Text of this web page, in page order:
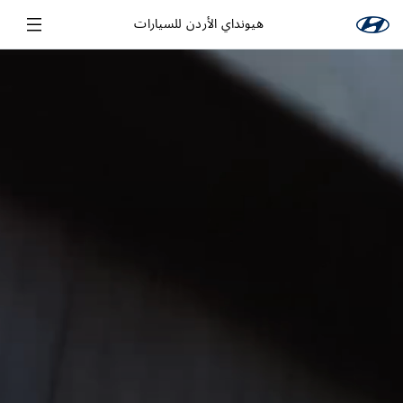
هيونداي الأردن للسيارات